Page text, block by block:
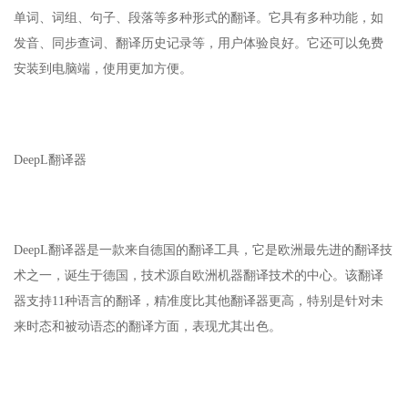
单词、词组、句子、段落等多种形式的翻译。它具有多种功能，如
发音、同步查词、翻译历史记录等，用户体验良好。它还可以免费
安装到电脑端，使用更加方便。
DeepL翻译器
DeepL翻译器是一款来自德国的翻译工具，它是欧洲最先进的翻译技
术之一，诞生于德国，技术源自欧洲机器翻译技术的中心。该翻译
器支持11种语言的翻译，精准度比其他翻译器更高，特别是针对未
来时态和被动语态的翻译方面，表现尤其出色。